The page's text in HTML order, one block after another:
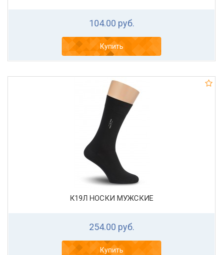
104.00 руб.
Купить
К19Л НОСКИ МУЖСКИЕ
254.00 руб.
Купить